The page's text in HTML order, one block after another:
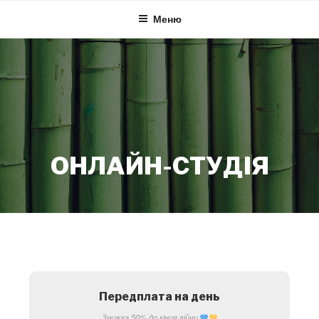
content
Меню
ОНЛАЙН-СТУДІЯ
Передплата на день